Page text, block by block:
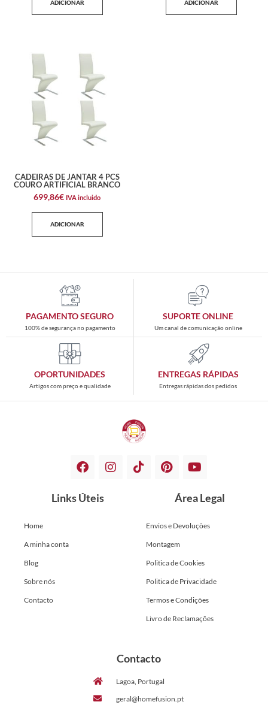
ADICIONAR ADICIONAR
CADEIRAS DE JANTAR 4 PCS
COURO ARTIFICIAL BRANCO
699,86€ IVA incluido
ADICIONAR
PAGAMENTO SEGURO
100% de segurança no pagamento
SUPORTE ONLINE
Um canal de comunicação online
OPORTUNIDADES
Artigos com preço e qualidade
ENTREGAS RÁPIDAS
Entregas rápidas dos pedidos
Links Úteis
Home
A minha conta
Blog
Sobre nós
Contacto
Área Legal
Envios e Devoluções
Montagem
Politica de Cookies
Politica de Privacidade
Termos e Condições
Livro de Reclamações
Contacto
Lagoa, Portugal
geral@homefusion.pt